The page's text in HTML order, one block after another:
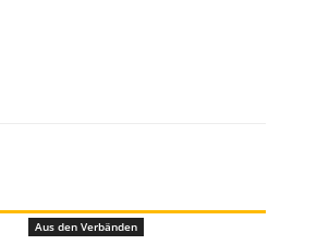
Aus den Verbänden